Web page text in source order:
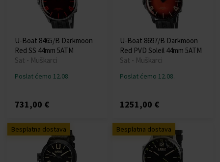
U-Boat 8465/B Darkmoon
Red SS 44mm 5ATM
Sat - Muškarci
Poslat ćemo 12.08.
731,00 €
U-Boat 8697/B Darkmoon
Red PVD Soleil 44mm 5ATM
Sat - Muškarci
Poslat ćemo 12.08.
1251,00 €
Besplatna dostava Besplatna dostava